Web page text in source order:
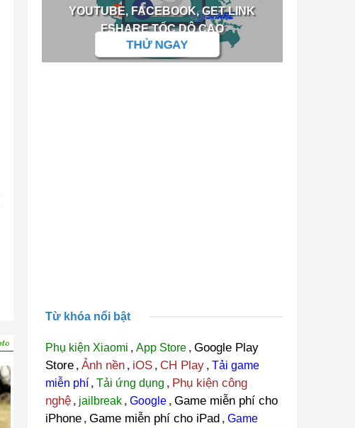
YOUTUBE, FACEBOOK, GET LINK
FSHARE TỐC DỘ CAO
THỬ NGAY
Từ khóa nổi bật
Phụ kiện Xiaomi , App Store , Google Play
Store , Ảnh nền , iOS , CH Play , Tải game
miễn phí , Tải ứng dụng , Phụ kiện công
nghệ , jailbreak , Google , Game miễn phí cho
iPhone , Game miễn phí cho iPad , Game